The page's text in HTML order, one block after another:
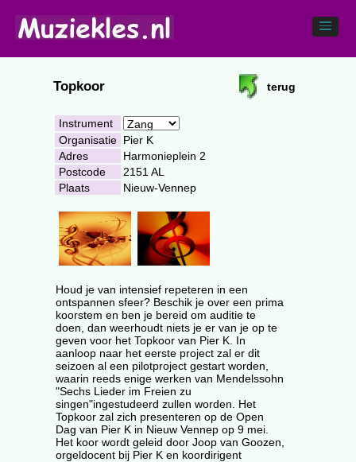
Topkoor terug
Instrument
Organisatie Pier K
Adres
Harmonieplein 2
Postcode
2151 AL
Plaats
Nieuw-Vennep
Houd je van intensief repeteren in een
ontspannen sfeer? Beschik je over een prima
koorstem en ben je bereid om auditie te
doen, dan weerhoudt niets je er van je op te
geven voor het Topkoor van Pier K. In
aanloop naar het eerste project zal er dit
seizoen al een pilotproject gestart worden,
waarin reeds enige werken van Mendelssohn
"Sechs Lieder im Freien zu
singen"ingestudeerd zullen worden. Het
Topkoor zal zich presenteren op de Open
Dag van Pier K in Nieuw Vennep op 9 mei.
Het koor wordt geleid door Joop van Goozen,
orgeldocent bij Pier K en koordirigent